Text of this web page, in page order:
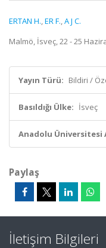
ERTAN H.,ER F.,A J C.
Malmö, İsveç, 22 - 25
Yayın Türü: Bildiri /
Basıldığı Ülke: İsveç
Anadolu Üniversitesi
Paylaş
İletişim Bilgileri